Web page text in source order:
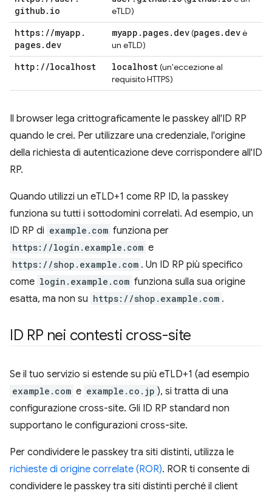
github. io
eTLD)
https: //myapp .
pages. dev
myapp . pages. dev(pages. devè
un eTLD)
http: //localhost localhost(un'eccezione al
requisito HTTPS)
Il browser lega crittograficamente le passkey all'ID RP
quando le crei. Per utilizzare una credenziale, l'origine
della richiesta di autenticazione deve corrispondere all'ID
RP.
Quando utilizzi un eTLD+1 come RP ID, la passkey
funziona su tutti i sottodomini correlati. Ad esempio, un
ID RP di example.com funziona per
https://login.example.com e
https://shop.example.com . Un ID RP più specifico
come login.example.com funziona sulla sua origine
esatta, ma non su https://shop.example.com .
ID RP nei contesti cross-site
Se il tuo servizio si estende su più eTLD+1 (ad esempio
example.com e example.co.jp ), si tratta di una
configurazione cross-site. Gli ID RP standard non
supportano le configurazioni cross-site.
Per condividere le passkey tra siti distinti, utilizza le
richieste di origine correlate (ROR). ROR ti consente di
condividere le passkey tra siti distinti perché il client